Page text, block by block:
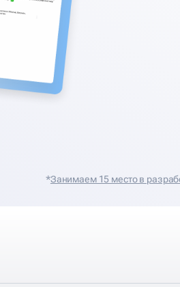
*Занимаем 15 место в